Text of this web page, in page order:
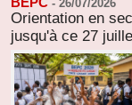
- 26/07/2026
Orientation en
jusqu'à ce 27